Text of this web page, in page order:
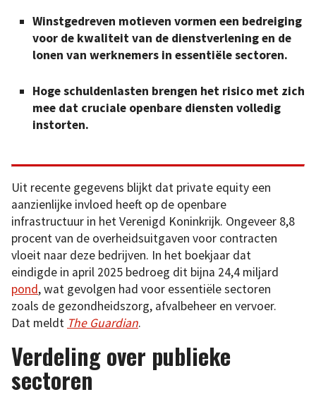
Winstgedreven motieven vormen een bedreiging
voor de kwaliteit van de dienstverlening en de
lonen van werknemers in essentiële sectoren.
Hoge schuldenlasten brengen het risico met zich
mee dat cruciale openbare diensten volledig
instorten.
Uit recente gegevens blijkt dat private equity een
aanzienlijke invloed heeft op de openbare
infrastructuur in het Verenigd Koninkrijk. Ongeveer 8,8
procent van de overheidsuitgaven voor contracten
vloeit naar deze bedrijven. In het boekjaar dat
eindigde in april 2025 bedroeg dit bijna 24,4 miljard
pond, wat gevolgen had voor essentiële sectoren
zoals de gezondheidszorg, afvalbeheer en vervoer.
Dat meldt The Guardian.
Verdeling over publieke
sectoren